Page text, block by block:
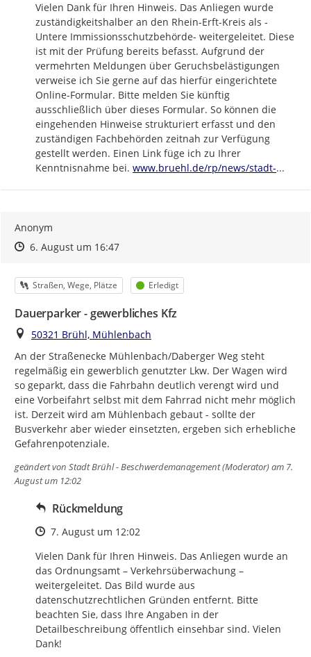
Vielen Dank für Ihren Hinweis. Das Anliegen wurde
zuständigkeitshalber an den Rhein-Erft-Kreis als -
Untere Immissionsschutzbehörde- weitergeleitet. Diese
ist mit der Prüfung bereits befasst. Aufgrund der
vermehrten Meldungen über Geruchsbelästigungen
verweise ich Sie gerne auf das hierfür eingerichtete
Online-Formular. Bitte melden Sie künftig
ausschließlich über dieses Formular. So können die
eingehenden Hinweise strukturiert erfasst und den
zuständigen Fachbehörden zeitnah zur Verfügung
gestellt werden. Einen Link füge ich zu Ihrer
Kenntnisnahme bei. https://
www.bruehl.de/rp/news/stadt-...
Anonym
Zeitpunkt des Erstellens
Zeitpunkt des Erstellens
6. August um 16:47Zur Äußerung
Kategorie
Straßen, Wege, Plätze Status
Erledigt
Dauerparker - gewerbliches Kfz
Ort
50321 Brühl, Mühlenbach
An der Straßenecke Mühlenbach/Daberger Weg steht
regelmäßig ein gewerblich genutzter Lkw. Der Wagen wird
so geparkt, dass die Fahrbahn deutlich verengt wird und
eine Vorbeifahrt selbst mit dem Fahrrad nicht mehr möglich
ist. Derzeit wird am Mühlenbach gebaut - sollte der
Busverkehr aber wieder einsetzten, ergeben sich erhebliche
Gefahrenpotenziale.
geändert von Stadt Brühl - Beschwerdemanagement (Moderator)am 7.
August um 12:02
Rückmeldung
Zeitpunkt des Erstellens
7. August um 12:02
Vielen Dank für Ihren Hinweis. Das Anliegen wurde an
das Ordnungsamt – Verkehrsüberwachung –
weitergeleitet. Das Bild wurde aus
datenschutzrechtlichen Gründen entfernt. Bitte
beachten Sie, dass Ihre Angaben in der
Detailbeschreibung öffentlich einsehbar sind. Vielen
Dank!